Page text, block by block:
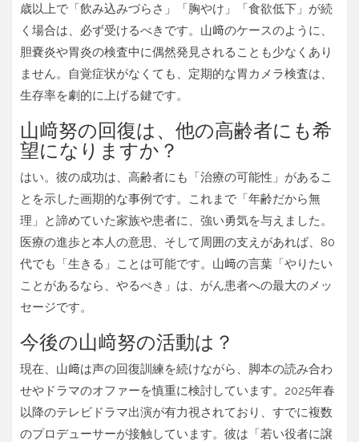
歳以上で「飲み込みづらさ」「胸やけ」「食欲低下」が続
く場合は、必ず受けるべきです。山﨑のケースのように、
胆嚢炎や胃炎の検査中に偶然発見されることも少なくあり
ません。自覚症状がなくても、定期的な胃カメラ検査は、
生存率を劇的に上げる鍵です。
山﨑努の回復は、他の高齢者にも希
望になりますか？
はい。彼の成功は、高齢者にも「治療の可能性」があるこ
とを示した画期的な事例です。これまで「年齢だから無
理」と諦めていた家族や患者に、強い勇気を与えました。
医療の進歩と本人の意思、そして周囲の支えがあれば、80
代でも「生きる」ことは可能です。山﨑の言葉「やりたい
ことがあるなら、やるべき」は、がん患者への最大のメッ
セージです。
今後の山﨑努の活動は？
現在、山﨑は声の回復訓練を続けながら、脚本の読み合わ
せやドラマのオファーを慎重に検討しています。2025年春
以降のテレビドラマ出演が有力視されており、すでに複数
のプロデューサーが接触しています。彼は「若い役者に譲